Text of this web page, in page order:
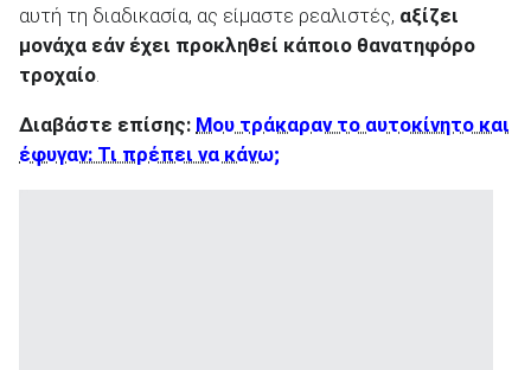
αυτή τη διαδικασία, ας είμαστε ρεαλιστές, αξίζει
μονάχα εάν έχει προκληθεί κάποιο θανατηφόρο
τροχαίο.
Διαβάστε επίσης: Μου τράκαραν το αυτοκίνητο και
έφυγαν: Τι πρέπει να κάνω;